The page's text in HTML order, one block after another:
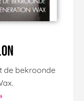
de bekroonde